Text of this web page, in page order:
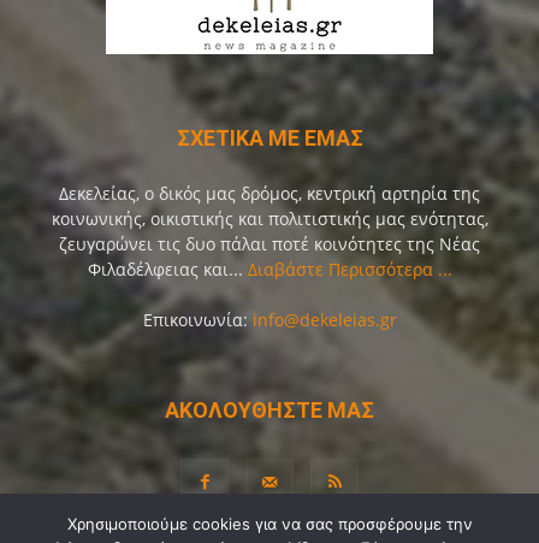
ΣΧΕΤΙΚΑ ΜΕ ΕΜΑΣ
Δεκελείας, ο δικός μας δρόμος, κεντρική αρτηρία της
κοινωνικής, οικιστικής και πολιτιστικής μας ενότητας,
ζευγαρώνει τις δυο πάλαι ποτέ κοινότητες της Νέας
Φιλαδέλφειας και... Διαβάστε Περισσότερα ...
Επικοινωνία: info@dekeleias.gr
ΑΚΟΛΟΥΘΗΣΤΕ ΜΑΣ
Χρησιμοποιούμε cookies για να σας προσφέρουμε την